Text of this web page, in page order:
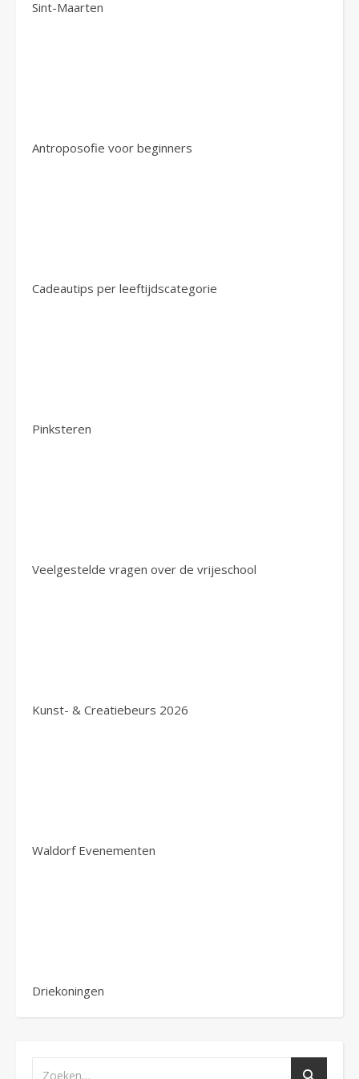
Sint-Maarten
Antroposofie voor beginners
Cadeautips per leeftijdscategorie
Pinksteren
Veelgestelde vragen over de vrijeschool
Kunst- & Creatiebeurs 2026
Waldorf Evenementen
Driekoningen